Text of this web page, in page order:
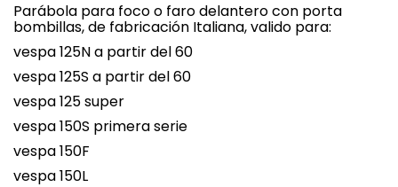
Parábola para foco o faro delantero con porta
bombillas, de fabricación Italiana, valido para:
vespa 125N a partir del 60
vespa 125S a partir del 60
vespa 125 super
vespa 150S primera serie
vespa 150F
vespa 150L